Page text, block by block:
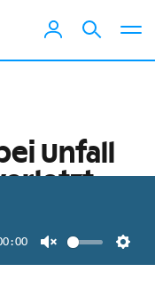
Unmute
Unfall
führte zu
Pkw.